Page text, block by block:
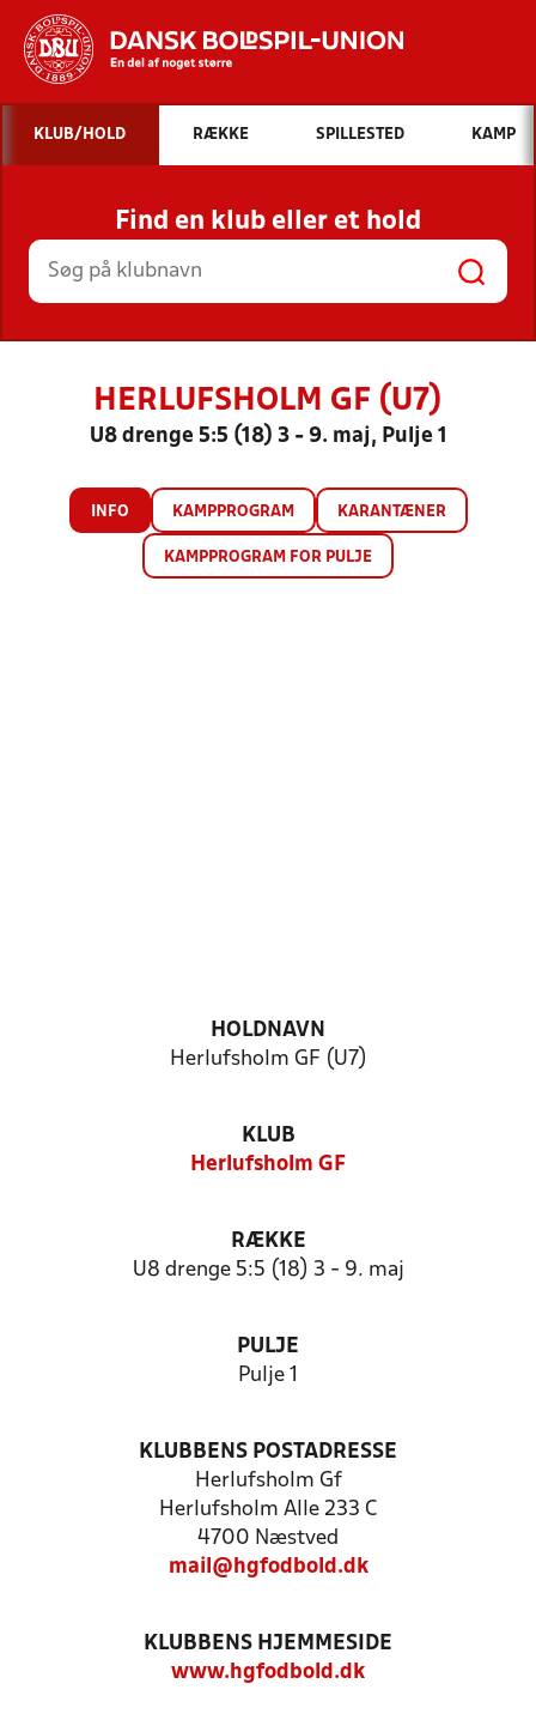
Hvad vil du søge efter?
INDHOLD OG NYHEDER
STILLINGER, RESULTATER, KLUBBER OG
HOLD
KLUB/HOLD RÆKKE SPILLESTED KAMP
Find en klub eller et hold
HERLUFSHOLM GF (U7)
U8 drenge 5:5 (18) 3 - 9. maj, Pulje 1
INFO KAMPPROGRAM KARANTÆNER
KAMPPROGRAM FOR PULJE
HOLDNAVN
Herlufsholm GF (U7)
KLUB
Herlufsholm GF
RÆKKE
U8 drenge 5:5 (18) 3 - 9. maj
PULJE
Pulje 1
KLUBBENS POSTADRESSE
Herlufsholm Gf
Herlufsholm Alle 233 C
4700 Næstved
mail@hgfodbold.dk
KLUBBENS HJEMMESIDE
www.hgfodbold.dk